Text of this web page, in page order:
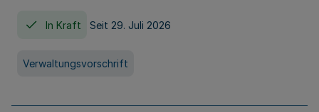
In Kraft Seit 29. Juli 2026
Verwaltungsvorschrift